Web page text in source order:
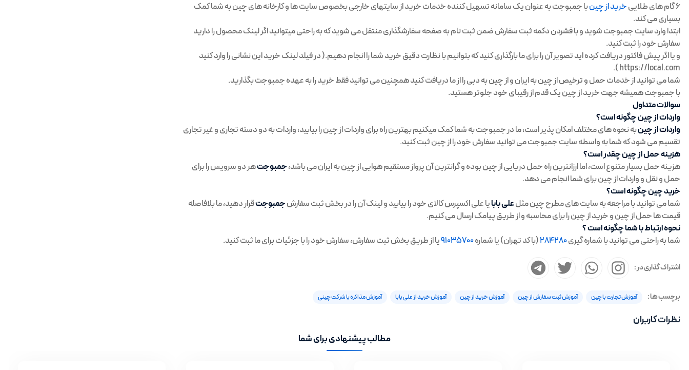
6 گام های طلایی خرید از چینبا جمبوجت به عنوان یک سامانه تسهیل کننده خدمات خرید از سایتهای خارجی بخصوص سایت ها و کارخانه های چین به شما کمک
بسیاری می کند.
ابتدا وارد سایت جمبوجت شوید و با فشردن دکمه ثبت سفارش ضمن ثبت نام به صفحه سفارشگذاری منتقل می شوید که به راحتی میتوانید اگر لینک محصول را دارید
سفارش خود را ثبت کنید.
و یا اگر پیش فاکتور دریافت کرده اید تصویر آن را برای ما بارگذاری کنید که بتوانیم با نظارت دقیق خرید شما را انجام دهیم.( در فیلد لینک خرید این نشانی را وارد کنید
https://local.com ).
شما می توانید از خدمات حمل و ترخیص از چین به ایران و از چین به دبی را از ما دریافت کنید همچنین می توانید فقط خرید را به عهده جمبوجت بگذارید.
با جمبوجت همیشه جهت خرید از چین یک قدم از رقیبای خود جلوتر هستید.
سوالات متداول
واردات از چین چگونه است؟
واردات از چینبه نحوه های مختلف امکان پذیر است، ما در جمبوجت به شما کمک میکنیم بهترین راه برای واردات از چین را بیابید، واردات به دو دسته تجاری و غیر تجاری
تقسیم می شود که شما به واسطه سایت جمبوجت می توانید سفارش خود را از چین ثبت کنید.
هزینه حمل از چین چقدر است؟
هزینه حمل بسیار متنوع است، اما ارزانترین راه حمل دریایی از چین بوده و گرانترین آن پرواز مستقیم هوایی از چین به ایران می باشد،جمبوجتهر دو سرویس را برای
حمل و نقل و واردات از چین برای شما انجام می دهد.
خرید چین چگونه است؟
شما می توانید با مراجعه به سایت های مطرح چین مثلعلی بابایا علی اکسپرس کالای خود را بیابید و لینک آن را در بخش ثبت سفارشجمبوجتقرار دهید، ما بلافاصله
قیمت ها حمل از چین و خرید از چین را برای محاسبه و از طریق پیامک ارسال می کنیم.
نحوه ارتباط با شما چگونه است ؟
شما به راحتی می توانید با شماره گیری284280(با کد تهران) یا شماره91035700یا از طریق بخش ثبت سفارش، سفارش خود را با جزئیات برای ما ثبت کنید.
اشتراک گذاری در :
برچسب ها : آموزش تجارت با چین آموزش ثبت سفارش از چین آموزش خرید از چین آموزش خرید از علی بابا آموزش مذاکره با شرکت چینی
نظرات کاربران
مطالب پیشنهادی برای شما